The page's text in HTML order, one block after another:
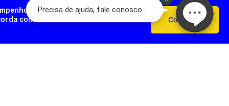
analisar como você interage
com o uso de cookies e nossas
Confirmar